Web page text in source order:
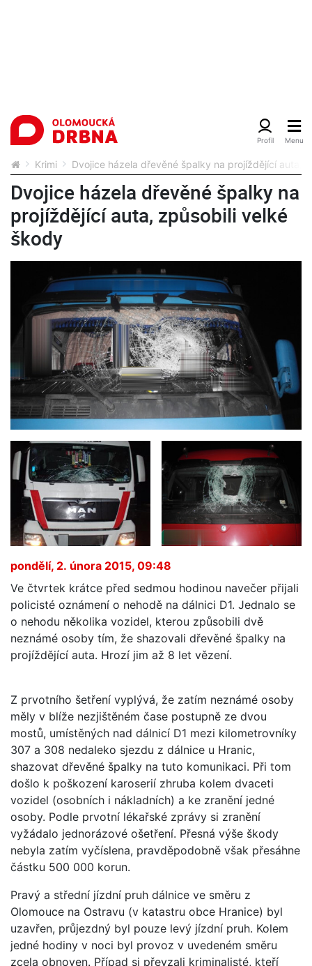
Krimi Dvojice házela dřevěné špalky na projíždějící auta,
Dvojice házela dřevěné špalky na
projíždějící auta, způsobili velké
škody
pondělí, 2. února 2015, 09:48
Ve čtvrtek krátce před sedmou hodinou navečer přijali
policisté oznámení o nehodě na dálnici D1. Jednalo se
o nehodu několika vozidel, kterou způsobili dvě
neznámé osoby tím, že shazovali dřevěné špalky na
projíždějící auta. Hrozí jim až 8 let vězení.
Z prvotního šetření vyplývá, že zatím neznámé osoby
měly v blíže nezjištěném čase postupně ze dvou
mostů, umístěných nad dálnicí D1 mezi kilometrovníky
307 a 308 nedaleko sjezdu z dálnice u Hranic,
shazovat dřevěné špalky na tuto komunikaci. Při tom
došlo k poškození karoserií zhruba kolem dvaceti
vozidel (osobních i nákladních) a ke zranění jedné
osoby. Podle prvotní lékařské zprávy si zranění
vyžádalo jednorázové ošetření. Přesná výše škody
nebyla zatím vyčíslena, pravděpodobně však přesáhne
částku 500 000 korun.
Pravý a střední jízdní pruh dálnice ve směru z
Olomouce na Ostravu (v katastru obce Hranice) byl
uzavřen, průjezdný byl pouze levý jízdní pruh. Kolem
jedné hodiny v noci byl provoz v uvedeném směru
zcela obnoven. Případ si převzali kriminalisté, kteří